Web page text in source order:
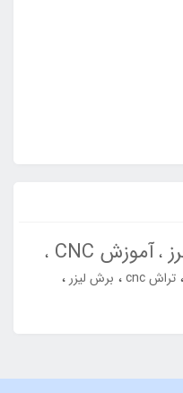
آموزش CNC
تراش cnc
برش لیزر